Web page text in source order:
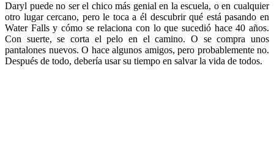
Daryl puede no ser el chico más genial en la escuela, o en cualquier
otro lugar cercano, pero le toca a él descubrir qué está pasando en
Water Falls y cómo se relaciona con lo que sucedió hace 40 años.
Con suerte, se corta el pelo en el camino. O se compra unos
pantalones nuevos. O hace algunos amigos, pero probablemente no.
Después de todo, debería usar su tiempo en salvar la vida de todos.